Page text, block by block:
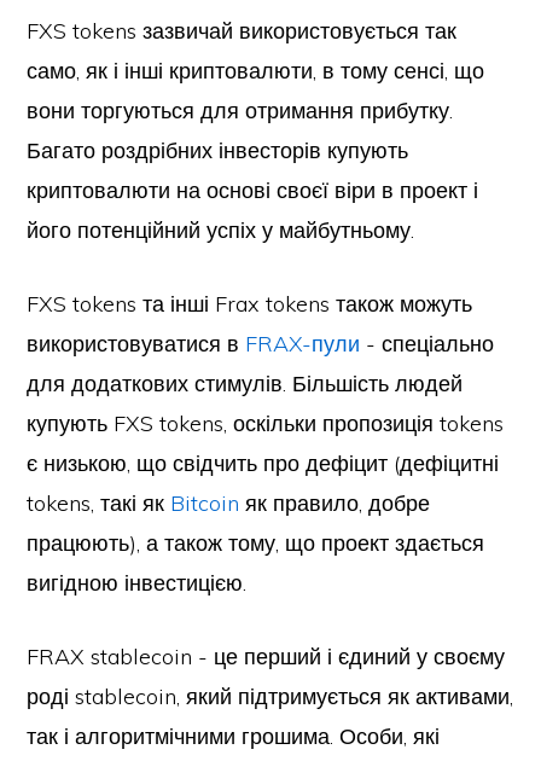
FXS tokens зазвичай використовується так
само, як і інші криптовалюти, в тому сенсі, що
вони торгуються для отримання прибутку.
Багато роздрібних інвесторів купують
криптовалюти на основі своєї віри в проект і
його потенційний успіх у майбутньому.
FXS tokens та інші Frax tokens також можуть
використовуватися в FRAX-пули - спеціально
для додаткових стимулів. Більшість людей
купують FXS tokens, оскільки пропозиція tokens
є низькою, що свідчить про дефіцит (дефіцитні
tokens, такі як Bitcoin як правило, добре
працюють), а також тому, що проект здається
вигідною інвестицією.
FRAX stablecoin - це перший і єдиний у своєму
роді stablecoin, який підтримується як активами,
так і алгоритмічними грошима. Особи, які